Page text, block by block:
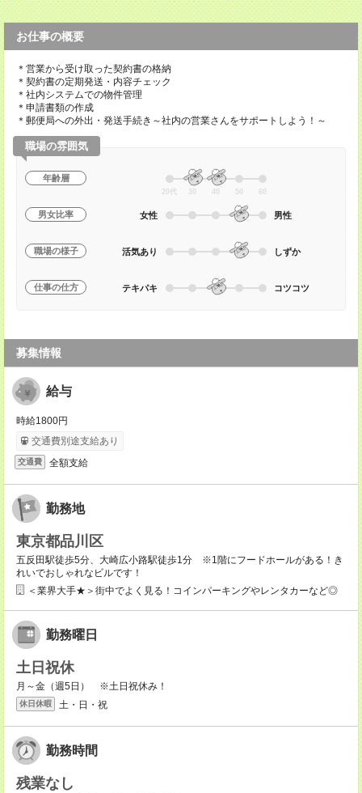
お仕事の概要
＊営業から受け取った契約書の格納
＊契約書の定期発送・内容チェック
＊社内システムでの物件管理
＊申請書類の作成
＊郵便局への外出・発送手続き～社内の営業さんをサポートしよう！～
職場の雰囲気
年齢層
20代 30 40 50 60
男女比率 女性 男性
職場の様子 活気あり しずか
仕事の仕方 テキパキ コツコツ
募集情報
給与
時給1800円
交通費別途支給あり
交通費 全額支給
勤務地
東京都品川区
五反田駅徒歩5分、大崎広小路駅徒歩1分 ※1階にフードホールがある！き
れいでおしゃれなビルです！
＜業界大手★＞街中でよく見る！コインパーキングやレンタカーなど◎
勤務曜日
土日祝休
月～金（週5日） ※土日祝休み！
休日休暇 土・日・祝
勤務時間
残業なし